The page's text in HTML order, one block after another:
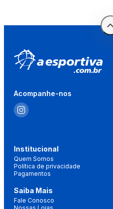
Acompanhe-nos
Institucional
Quem Somos
Política de privacidade
Pagamentos
Saiba Mais
Fale Conosco